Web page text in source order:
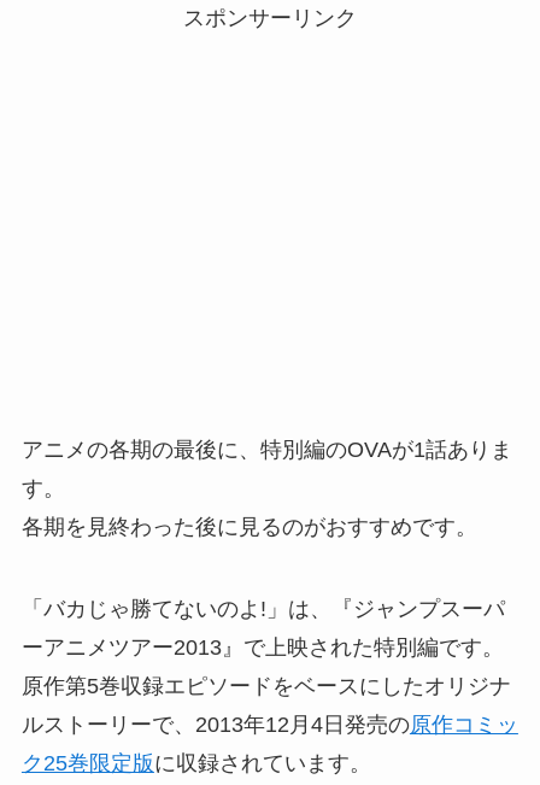
スポンサーリンク
アニメの各期の最後に、特別編のOVAが1話ありま
す。
各期を見終わった後に見るのがおすすめです。
「バカじゃ勝てないのよ!」は、『ジャンプスーパ
ーアニメツアー2013』で上映された特別編です。
原作第5巻収録エピソードをベースにしたオリジナ
ルストーリーで、2013年12月4日発売の原作コミッ
ク25巻限定版に収録されています。